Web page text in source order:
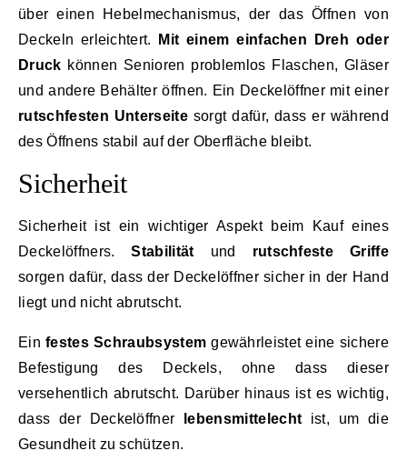
über einen Hebelmechanismus, der das Öffnen von
Deckeln erleichtert.
Mit einem einfachen Dreh oder
Druck können Senioren problemlos Flaschen, Gläser
und andere Behälter öffnen. Ein Deckelöffner mit einer
rutschfesten Unterseitesorgt dafür, dass er während
des Öffnens stabil auf der Oberfläche bleibt.
Sicherheit
Sicherheit ist ein wichtiger Aspekt beim Kauf eines
Deckelöffners.Stabilität und rutschfeste Griffe
sorgen dafür, dass der Deckelöffner sicher in der Hand
liegt und nicht abrutscht.
Einfestes Schraubsystem gewährleistet eine sichere
Befestigung des Deckels, ohne dass dieser
versehentlich abrutscht. Darüber hinaus ist es wichtig,
dass der Deckelöffner
lebensmittelecht ist, um die
Gesundheit zu schützen.